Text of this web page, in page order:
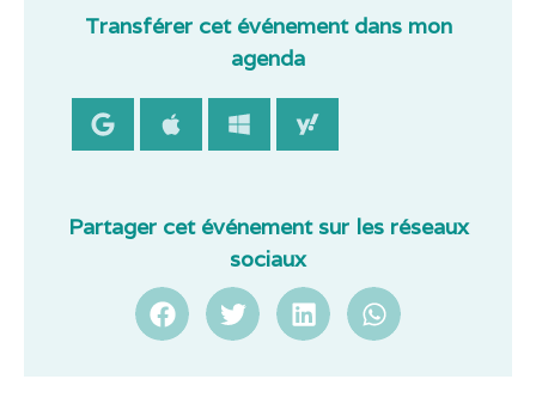
Transférer cet événement dans mon
agenda
Partager cet événement sur les réseaux
sociaux